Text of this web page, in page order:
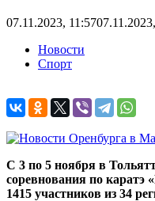
07.11.2023, 11:57
Новости
Спорт
С 3 по 5 ноября в
соревнования по каратэ
1415 участников из 34